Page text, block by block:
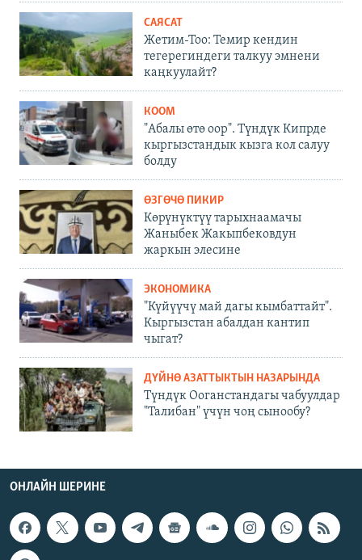
САЯСАТ
Жетим-Тоо: Темир кендин
тегерегиндеги талкуу эмнени
каңкуулайт?
КООМ
"Абалы өтө оор". Түндүк Кипрде
кыргызстандык кызга кол салуу
болду
ӨЗГӨЧӨ ПИКИР
Көрүнүктүү тарыхнаамачы
Жаныбек Жакыпбековдун
жаркын элесине
ЭКОНОМИКА
"Күйүүчү май дагы кымбаттайт".
Кыргызстан абалдан кантип
чыгат?
ДҮЙНӨ АЗАТТЫКТЫН НАЗАРЫНДА
Түндүк Ооганстандагы чабуулдар
"Талибан" үчүн чоң сынообу?
ОНЛАЙН ШЕРИНЕ